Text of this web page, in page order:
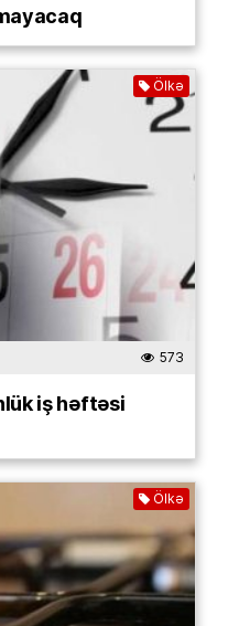
Ölkə
573
iş həftəsi
Ölkə